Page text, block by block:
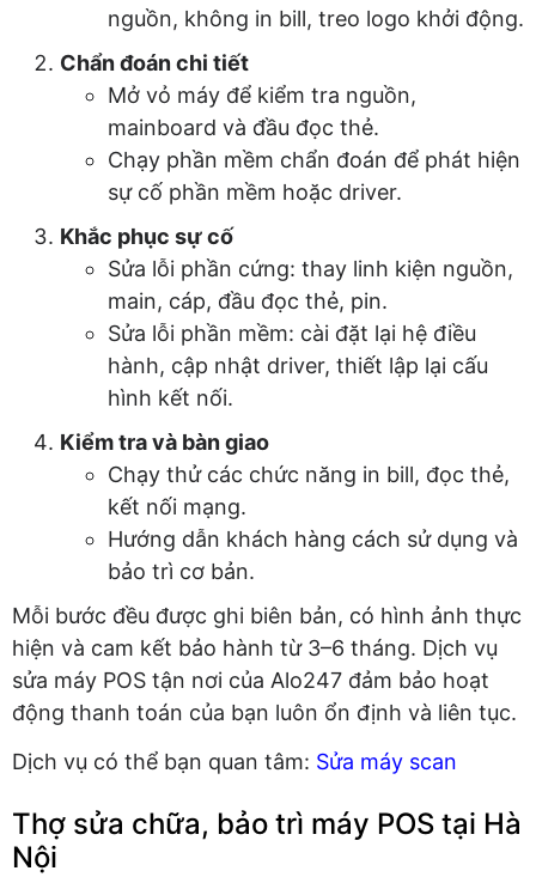
nguồn, không in bill, treo logo khởi động.
Chẩn đoán chi tiết
Mở vỏ máy để kiểm tra nguồn,
mainboard và đầu đọc thẻ.
Chạy phần mềm chẩn đoán để phát hiện
sự cố phần mềm hoặc driver.
Khắc phục sự cố
Sửa lỗi phần cứng: thay linh kiện nguồn,
main, cáp, đầu đọc thẻ, pin.
Sửa lỗi phần mềm: cài đặt lại hệ điều
hành, cập nhật driver, thiết lập lại cấu
hình kết nối.
Kiểm tra và bàn giao
Chạy thử các chức năng in bill, đọc thẻ,
kết nối mạng.
Hướng dẫn khách hàng cách sử dụng và
bảo trì cơ bản.
Mỗi bước đều được ghi biên bản, có hình ảnh thực
hiện và cam kết bảo hành từ 3–6 tháng. Dịch vụ
sửa máy POS tận nơi của Alo247 đảm bảo hoạt
động thanh toán của bạn luôn ổn định và liên tục.
Dịch vụ có thể bạn quan tâm: Sửa máy scan
Thợ sửa chữa, bảo trì máy POS tại Hà
Nội